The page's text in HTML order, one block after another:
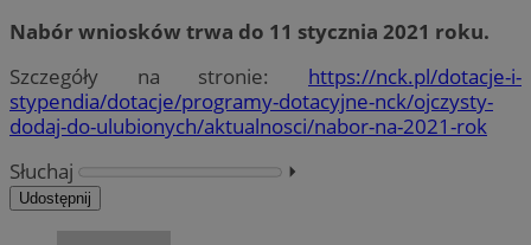
Nabór wniosków trwa do 11 stycznia 2021 roku.
Szczegóły na stronie: https://nck.pl/dotacje-i-
stypendia/dotacje/programy-dotacyjne-nck/ojczysty-
dodaj-do-ulubionych/aktualnosci/nabor-na-2021-rok
Słuchaj
⏵︎
Udostępnij